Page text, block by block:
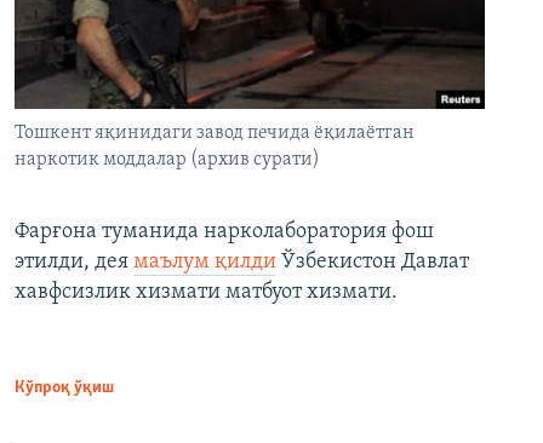
Тошкент яқинидаги завод печида ёқилаётган
наркотик моддалар (архив сурати)
Фарғона туманида нарколаборатория фош
этилди, дея маълум қилди Ўзбекистон Давлат
хавфсизлик хизмати матбуот хизмати.
Кўпроқ ўқиш